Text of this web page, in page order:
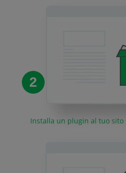
2
Installa un plugin al tuo sito